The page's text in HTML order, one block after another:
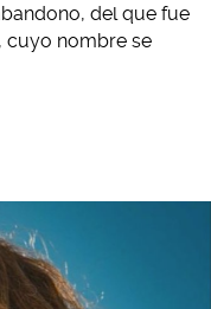
del que fue
cuyo nombre se